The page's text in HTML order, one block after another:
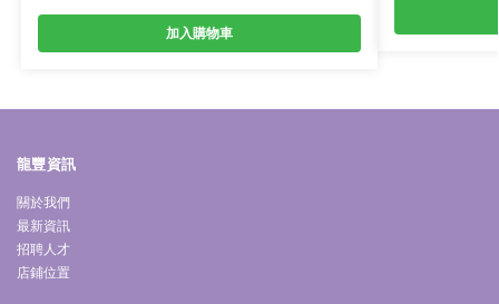
加入購物車
龍豐資訊
關於我們
最新資訊
招聘人才
店鋪位置